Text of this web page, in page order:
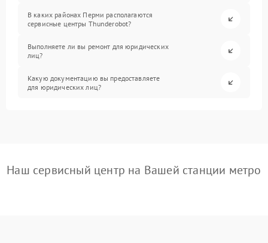
В каких районах Перми располагаются
сервисные центры Thunderobot?
Выполняете ли вы ремонт для юридических
лиц?
Какую документацию вы предоставляете
для юридических лиц?
Наш сервисный центр на Вашей станции метро